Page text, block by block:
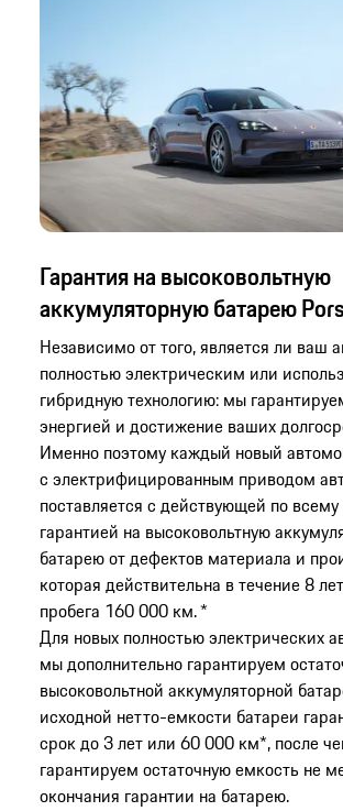
Гарантия на высоковольтную
аккумуляторную батарею
Независимо от того, является ли ваш
полностью электрическим или
гибридную технологию: мы
энергией и достижение ваших
Именно поэтому каждый новый
с электрифицированным приводом
поставляется с действующей по
гарантией на высоковольтную
батарею от дефектов материала и
которая действительна в течение 8
пробега 160 000 км. *
Для новых полностью электрических
мы дополнительно гарантируем
высоковольтной аккумуляторной
исходной нетто-емкости батареи
срок до 3 лет или 60 000 км*, после
гарантируем остаточную емкость не
окончания гарантии на батарею.